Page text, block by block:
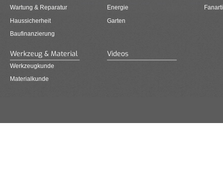
Wartung & Reparatur
Haussicherheit
Baufinanzierung
Energie
Garten
Werkzeug & Material
Werkzeugkunde
Materialkunde
Videos